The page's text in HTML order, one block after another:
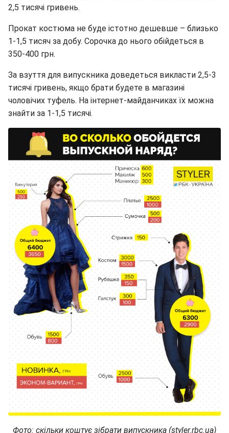
2,5 тисячі гривень.
Прокат костюма не буде істотно дешевше – близько
1-1,5 тисяч за добу. Сорочка до нього обійдеться в
350-400 грн.
За взуття для випускника доведеться викласти 2,5-3
тисячі гривень, якщо брати будете в магазині
чоловічих туфель. На інтернет-майданчиках їх можна
знайти за 1-1,5 тисячі.
Фото: скільки коштує зібрати випускника (styler.rbc.ua)